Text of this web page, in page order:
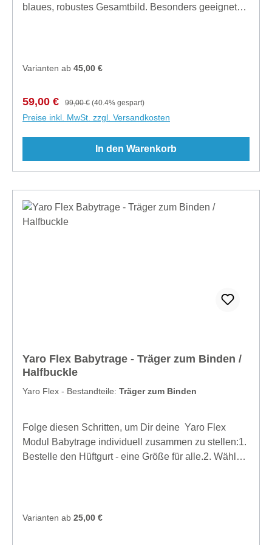
blaues, robustes Gesamtbild. Besonders geeignet
Material: 70% Baumwolle, 30% Wolle,
12, 1112JP Diemen, Noord Holland, The
Netherlands, info@slingomama.nl
Varianten ab 45,00 €
Verkaufspreis:
59,00 € Regulärer Preis:
99,00 € (40.4% gespart)
Preise inkl. MwSt. zzgl. Versandkosten
In den Warenkorb
Yaro Flex Babytrage - Träger zum Binden /
Halfbuckle
Yaro Flex - Bestandteile: Träger zum Binden
Folge diesen Schritten, um Dir deine Yaro Flex
Modul Babytrage individuell zusammen zu stellen:1.
Bestelle den Hüftgurt - eine Größe für alle.2. Wähle
das Rückenteil für Babys oder (und) Kleinkinder.
Varianten ab 25,00 €